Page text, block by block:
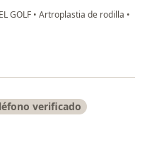
GOLF • Artroplastia de rodilla •
verificado